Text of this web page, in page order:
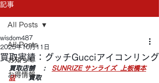
記事
All Posts
お知らせ
お得情報
All Posts
買取実績：グッチGucciアイコンリング
wisdom487
2025年10月11日
買取店舗 　: SUNRIZE サンライズ  上板橋本
店 買取